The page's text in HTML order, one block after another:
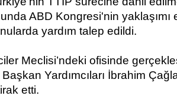
ABD Kongresi'nin yaklaşımı
yardım talep edildi.
Meclisi’ndeki ofisinde
Yardımcıları İbrahim
etti.